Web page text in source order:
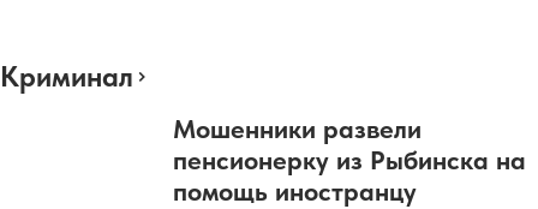
Криминал
Мошенники развели
пенсионерку из Рыбинска на
помощь иностранцу